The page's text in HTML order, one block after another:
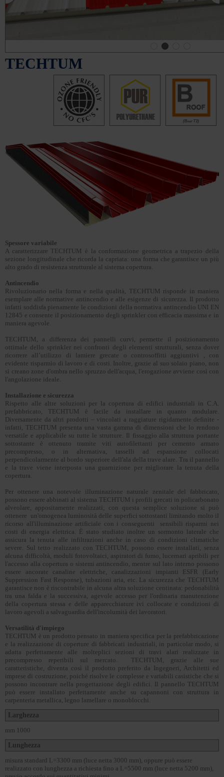
TECHTUM
Spessore variabile
A caratterizzare TECHTUM è la conformazione geometrica a trapezio della
sezione longitudinale che ricorda la capriata: una forma che garantisce un più
alto grado di resistenza strutturale al sistema copertura.
Antincendio
Rivoluzionario nella forma e nella qualità, TECHTUM risponde in maniera
esemplare alle normative antincendio e alle esigenze di sicurezza. Il prodotto
infatti soddisfa pienamente le condizioni della normativa antincendio UNI EN
12845 e consente il posizionamento degli sprinkler con efficacia massima e in
maniera agevole.
TECHTUM, a differenza dei pannelli curvi, permette il posizionamento
ottimale dello sprinkler nei confronti degli elementi strutturali, senza dover
ricorrere all’utilizzo di lamiere grecate o controsoffitti aggiuntivi , con
evidente risparmio di lavoro e di costi. Inoltre, grazie al suo solaio piano, non
si creano zone d'ombra nello spruzzo dell'acqua, l'erogazione avviene così con
l'angolazione ideale.
Installazione e sicurezza
Rispetto alle altre soluzioni per la copertura di edifici industriali in C.A.
prefabbricato, TECHTUM è facile da installare in quanto modulare.
Diversamente da altri prodotti – vincolati a raggiature rigidamente definite -
infatti, TECHTUM presenta una vasta gamma di dimensioni che lo rendono
versatile e applicabile su tutte le strutture. Il fissaggio alla struttura portante
sottostante è ottenuto tramite viti autofilettanti per cemento armato
precompresso, o in alternativa, tasselli ad espansione collocati
perpendicolarmente al bordo superiore dell'ala della trave alare. Tra il pannello
e la trave viene interposta una guarnizione per migliorare la tenuta della
copertura.
Per ottenere una notevole illuminazione naturale zenitale del fabbricato,
possono essere abbinati al sistema TECHTUM i profili grecati in policarbonato
alveolare, appositamente realizzati; con questa semplice soluzione si può
ottenere un'omogenea luminosità delle superfici sottostanti limitando molto il
ricorso all'illuminazione artificiale con i conseguenti sensibili risparmi nei
costi di energia elettrica. È stato studiato inoltre un sormonto laterale che
assicura la tenuta alle infiltrazioni anche in caso di condizioni climatiche
severe. Sul tetto realizzato con TECHTUM, possono essere installati, senza
alcuna difficoltà, moduli fotovoltaici, aspiratori di fumo, lucernari apribili per
l'accesso alla copertura o sistemi antincendio, mentre sul lato interno possono
essere ancorate canaline elettriche, canalizzazioni impianti ESFR (Early
Suppression Fast Response), tubazioni aria, etc. La sicurezza che TECHTUM
garantisce non è riscontrabile in alcuna altra soluzione centinata: pedonabilità
tra una falda e la successiva, agevole accesso per l'ordinaria manutenzione
della copertura stessa e delle apparecchiature ivi collocate e condizioni di
lavoro agevoli a salvaguardia dell'incolumità dei lavoratori.
Versatilità d'impiego
TECHTUM è un prodotto pensato in maniera specifica per la prefabbricazione
e la realizzazione di coperture di fabbricati industriali, in particolar modo, si
adatta perfettamente alle molteplici sezioni di travi alari realizzate in
precompresso reperibili sul mercato. TECHTUM, grazie alle sue
caratteristiche, diventa così il prodotto preferito da Ingegneri, Architetti ed
imprese di costruzione, poiché risolve le complesse e variabili casistiche che si
possono incontrare nella progettazione degli edifici. Il pannello TECHTUM
può essere installato perfettamente anche su capannoni con struttura in
carpenteria metallica, legno lamellare o monoblocchi.
Larghezza
mm 1000
Lunghezza
misura standard L=3300 mm (luce netta 3000 mm), oppure può essere
realizzato con lunghezza a richiesta fino a L=5500 mm (luce netta 5200 mm),